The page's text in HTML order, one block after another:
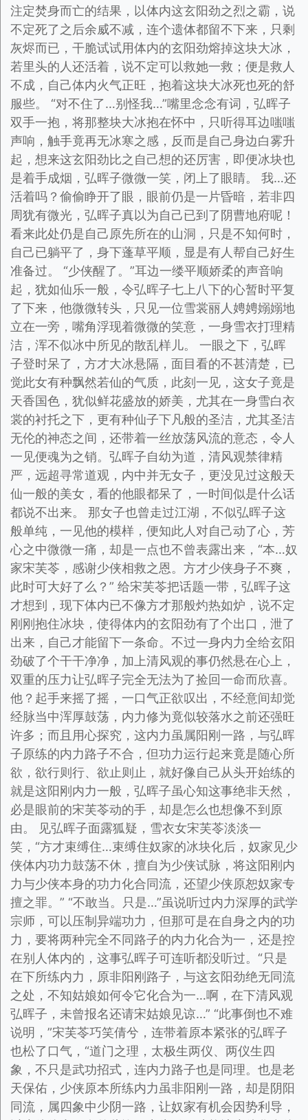
注定焚身而亡的结果，以体内这玄阳劲之烈之霸，说
不定死了之后余威不减，连个遗体都留不下来，只剩
灰烬而已，干脆试试用体内的玄阳劲熔掉这块大冰，
若里头的人还活着，说不定可以救她一救；便是救人
不成，自己体内火气正旺，抱着这块大冰死也死的舒
服些。 “对不住了…别怪我…”嘴里念念有词，弘晖子
双手一抱，将那整块大冰抱在怀中，只听得耳边嗤嗤
声响，触手竟再无冰寒之感，反而是自己身边白雾升
起，想来这玄阳劲比之自己想的还厉害，即便冰块也
是着手成烟，弘晖子微微一笑，闭上了眼睛。 我…还
活着吗？偷偷睁开了眼，眼前仍是一片昏暗，若非四
周犹有微光，弘晖子真以为自己已到了阴曹地府呢！
看来此处仍是自己原先所在的山洞，只是不知何时，
自己已躺平了，身下蓬草平顺，显是有人帮自己好生
准备过。 “少侠醒了。”耳边一缕平顺娇柔的声音响
起，犹如仙乐一般，令弘晖子七上八下的心暂时平复
了下来，他微微转头，只见一位雪裳丽人娉娉嫋嫋地
立在一旁，嘴角浮现着微微的笑意，一身雪衣打理精
洁，浑不似冰中所见的散乱样儿。 一眼之下，弘晖
子登时呆了，方才大冰悬隔，面目看的不甚清楚，已
觉此女有种飘然若仙的气质，此刻一见，这女子竟是
天香国色，犹似鲜花盛放的娇美，尤其在一身雪白衣
裳的衬托之下，更有种仙子下凡般的圣洁，尤其圣洁
无伦的神态之间，还带着一丝放荡风流的意态，令人
一见便魂为之销。弘晖子自幼为道，清风观禁律精
严，远超寻常道观，内中并无女子，更没见过这般天
仙一般的美女，看的他眼都呆了，一时间似是什么话
都说不出来。 那女子也曾走过江湖，不似弘晖子这
般单纯，一见他的模样，便知此人对自己动了心，芳
心之中微微一痛，却是一点也不曾表露出来，“本…奴
家宋芙苓，感谢少侠相救之恩。方才少侠身子不爽，
此时可大好了么？” 给宋芙苓把话题一带，弘晖子这
才想到，现下体内已不像方才那般灼热如炉，说不定
刚刚抱住冰块，使得体内的玄阳劲有了个出口，泄了
出来，自己才能留下一条命。不过一身内力全给玄阳
劲破了个干干净净，加上清风观的事仍然悬在心上，
双重的压力让弘晖子完全无法为了捡回一命而欣喜。
他？起手来摇了摇，一口气正欲叹出，不经意间却觉
经脉当中浑厚鼓荡，内力修为竟似较落水之前还强旺
许多；而且用心探究，这内力虽属阳刚一路，与弘晖
子原练的内力路子不合，但功力运行起来竟是随心所
欲，欲行则行、欲止则止，就好像自己从头开始练的
就是这阳刚内力一般，弘晖子虽心知这事绝非天然，
必是眼前的宋芙苓动的手，却是怎么也想像不到原
由。 见弘晖子面露狐疑，雪衣女宋芙苓淡淡一
笑，“方才束缚住…束缚住奴家的冰块化后，奴家见少
侠体内功力鼓荡不休，擅自为少侠试脉，将这阳刚内
力与少侠本身的功力化合同流，还望少侠原恕奴家专
擅之罪。” “不敢当。只是…”虽说听过内力深厚的武学
宗师，可以压制异端功力，但那可是在自身之内的功
力，要将两种完全不同路子的内力化合为一，还是控
在别人体内的，这事弘晖子可连听都没听过。“只是
在下所练内力，原非阳刚路子，与这玄阳劲绝无同流
之处，不知姑娘如何令它化合为一…啊，在下清风观
弘晖子，未曾报名还请宋姑娘见谅…” “此事倒也不难
说明，”宋芙苓巧笑倩兮，连带着原本紧张的弘晖子
也松了口气，“道门之理，太极生两仪、两仪生四
象，不只是武功招式，连内力路子也是同理。也是老
天保佑，少侠原本所练内力虽非阳刚一路，却是阴阳
同流，属四象中少阴一路，让奴家有机会因势利导，